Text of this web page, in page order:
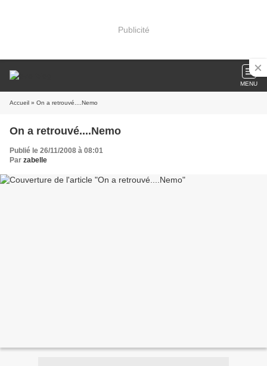
Publicité
MENU
Accueil » On a retrouvé....Nemo
On a retrouvé....Nemo
Publié le 26/11/2008 à 08:01
Par zabelle